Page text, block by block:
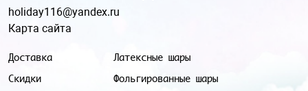
Доставка
Скидки
Латексные шары
Фольгированные шары
holiday116@yandex.ru
Карта сайта